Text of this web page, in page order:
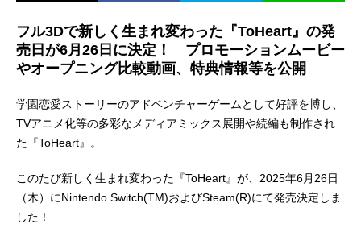
フル3Dで新しく生まれ変わった『ToHeart』の発
売日が6月26日に決定！ プロモーションムービー
やオープニング比較動画、特典情報等を公開
学園恋愛ストーリーのアドベンチャーゲームとして好評を博し、
TVアニメ化等の多彩なメディアミックス展開や続編も制作され
た『ToHeart』。
このたび新しく生まれ変わった『ToHeart』が、2025年6月26日
（木）にNintendo Switch(TM)およびSteam(R)にて発売決定しま
した！